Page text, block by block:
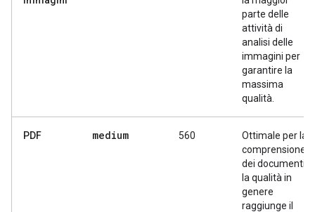
parte delle
attività di
analisi delle
immagini per
garantire la
massima
qualità.
PDF medium 560
Ottimale per la
comprensione
dei documenti;
la qualità in
genere
raggiunge il